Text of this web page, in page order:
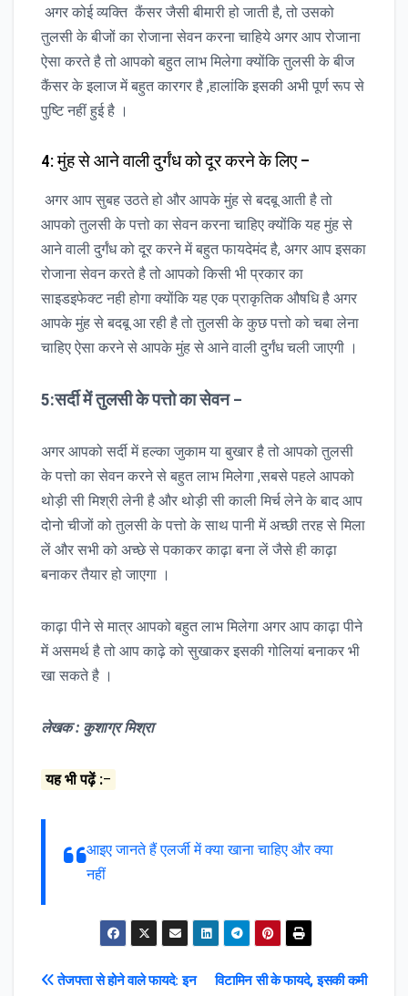
अगर कोई व्यक्ति कैंसर जैसी बीमारी हो जाती है, तो उसको
तुलसी के बीजों का रोजाना सेवन करना चाहिये अगर आप रोजाना
ऐसा करते है तो आपको बहुत लाभ मिलेगा क्योंकि तुलसी के बीज
कैंसर के इलाज में बहुत कारगर है ,हालांकि इसकी अभी पूर्ण रूप से
पुष्टि नहीं हुई है ।
4: मुंह से आने वाली दुर्गंध को दूर करने के लिए –
अगर आप सुबह उठते हो और आपके मुंह से बदबू आती है तो
आपको तुलसी के पत्तो का सेवन करना चाहिए क्योंकि यह मुंह से
आने वाली दुर्गंध को दूर करने में बहुत फायदेमंद है, अगर आप इसका
रोजाना सेवन करते है तो आपको किसी भी प्रकार का
साइडइफेक्ट नही होगा क्योंकि यह एक प्राकृतिक औषधि है अगर
आपके मुंह से बदबू आ रही है तो तुलसी के कुछ पत्तो को चबा लेना
चाहिए ऐसा करने से आपके मुंह से आने वाली दुर्गंध चली जाएगी ।
5:सर्दी में तुलसी के पत्तो का सेवन –
अगर आपको सर्दी में हल्का जुकाम या बुखार है तो आपको तुलसी
के पत्तो का सेवन करने से बहुत लाभ मिलेगा ,सबसे पहले आपको
थोड़ी सी मिश्री लेनी है और थोड़ी सी काली मिर्च लेने के बाद आप
दोनो चीजों को तुलसी के पत्तो के साथ पानी में अच्छी तरह से मिला
लें और सभी को अच्छे से पकाकर काढ़ा बना लें जैसे ही काढ़ा
बनाकर तैयार हो जाएगा ।
काढ़ा पीने से मात्र आपको बहुत लाभ मिलेगा अगर आप काढ़ा पीने
में असमर्थ है तो आप काढ़े को सुखाकर इसकी गोलियां बनाकर भी
खा सकते है ।
लेखक : कुशाग्र मिश्रा
यह भी पढ़ें :–
आइए जानते हैं एलर्जी में क्या खाना चाहिए और क्या
नहीं
Post विटामिन सी के फायदे, इसकी कमी
तेजपत्ता से होने वाले फायदे: इन